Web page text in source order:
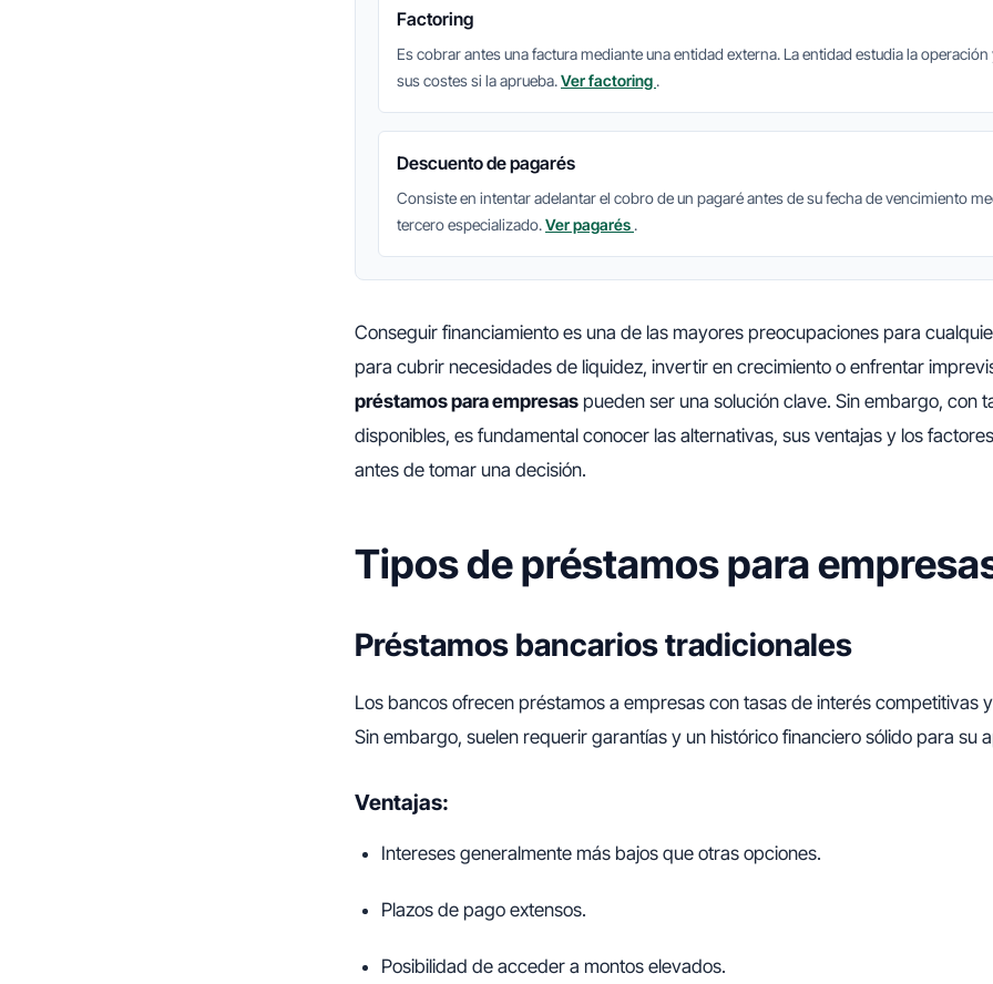
Factoring
Es cobrar antes una factura mediante una entidad externa. La entidad estudia la
sus costes si la aprueba.Ver factoring.
Descuento de pagarés
Consiste en intentar adelantar el cobro de un pagaré antes de su fecha de vencimiento
tercero especializado.Ver pagarés.
Conseguir financiamiento es una de las mayores preocupaciones para
para cubrir necesidades de liquidez, invertir en crecimiento o enfrentar
préstamos para empresas pueden ser una solución clave. Sin embargo, con
disponibles, es fundamental conocer las alternativas, sus ventajas y los
antes de tomar una decisión.
Tipos de préstamos para
Préstamos bancarios tradicionales
Los bancos ofrecen préstamos a empresas con tasas de interés competitivas
Sin embargo, suelen requerir garantías y un histórico financiero sólido para su
Ventajas:
Intereses generalmente más bajos que otras opciones.
Plazos de pago extensos.
Posibilidad de acceder a montos elevados.